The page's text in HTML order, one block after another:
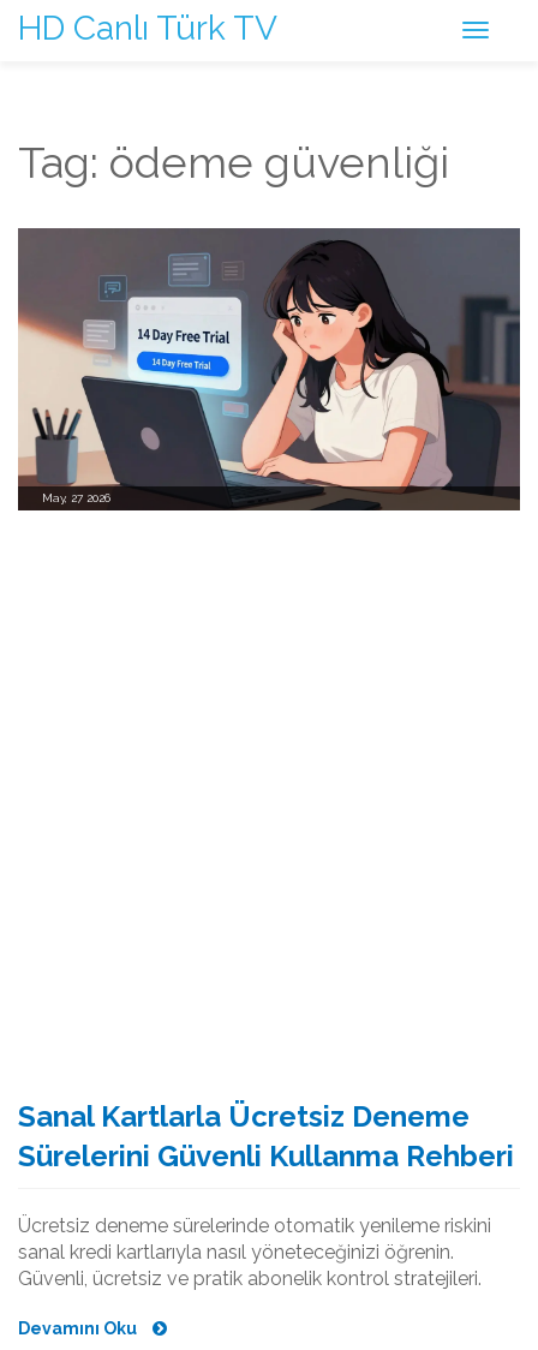
HD Canlı Türk TV
Tag: ödeme güvenliği
May, 27 2026
Sanal Kartlarla Ücretsiz Deneme
Sürelerini Güvenli Kullanma Rehberi
Ücretsiz deneme sürelerinde otomatik yenileme riskini
sanal kredi kartlarıyla nasıl yöneteceğinizi öğrenin.
Güvenli, ücretsiz ve pratik abonelik kontrol stratejileri.
Devamını Oku